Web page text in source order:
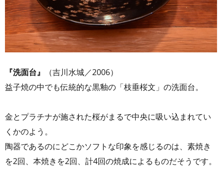
『洗面台』
（吉川水城／2006）
益子焼の中でも伝統的な黒釉の「枝垂桜文」の洗面台。
金とプラチナが施された桜がまるで中央に吸い込まれてい
くかのよう。
陶器であるのにどこかソフトな印象を感じるのは、素焼き
を2回、本焼きを2回、計4回の焼成によるものだそうです。